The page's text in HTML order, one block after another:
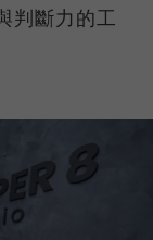
判斷力的工